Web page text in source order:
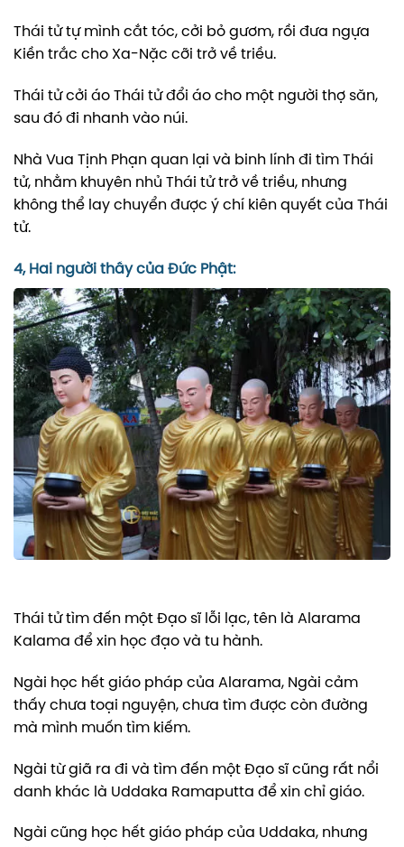
Thái tử tự mình cắt tóc, cởi bỏ gươm, rồi đưa ngựa
Kiền trắc cho Xa-Nặc cỡi trở về triều.
Thái tử cởi áo Thái tử đổi áo cho một người thợ săn,
sau đó đi nhanh vào núi.
Nhà Vua Tịnh Phạn quan lại và binh lính đi tìm Thái
tử, nhằm khuyên nhủ Thái tử trở về triều, nhưng
không thể lay chuyển được ý chí kiên quyết của Thái
tử.
4, Hai người thầy của Đức Phật:
Thái tử tìm đến một Đạo sĩ lỗi lạc, tên là Alarama
Kalama để xin học đạo và tu hành.
Ngài học hết giáo pháp của Alarama, Ngài cảm
thấy chưa toại nguyện, chưa tìm được còn đường
mà mình muốn tìm kiếm.
Ngài từ giã ra đi và tìm đến một Đạo sĩ cũng rất nổi
danh khác là Uddaka Ramaputta để xin chỉ giáo.
Ngài cũng học hết giáo pháp của Uddaka, nhưng